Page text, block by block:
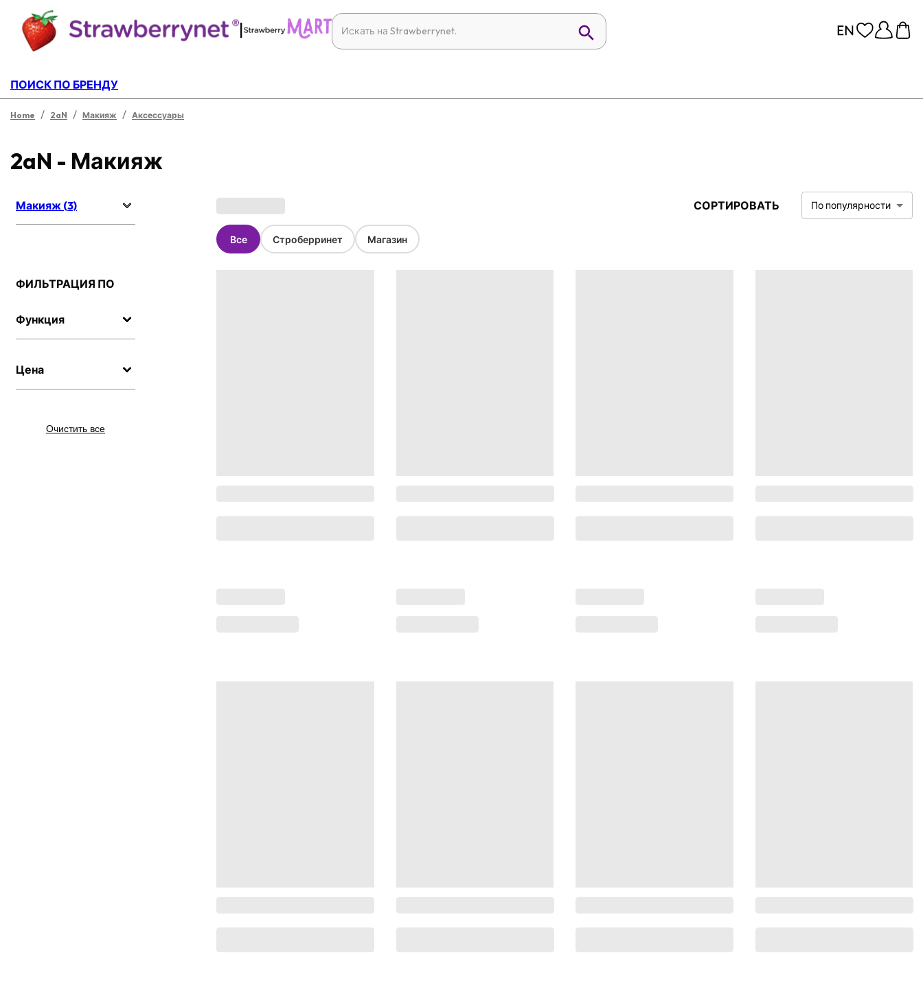
|
ПОИСК ПО БРЕНДУ
Home / 2aN / Макияж / Аксессуары
2aN - Макияж
Макияж (3)
ФИЛЬТРАЦИЯ ПО
Функция
Цена
Очистить все
СОРТИРОВАТЬ По популярности
Все Строберринет Магазин